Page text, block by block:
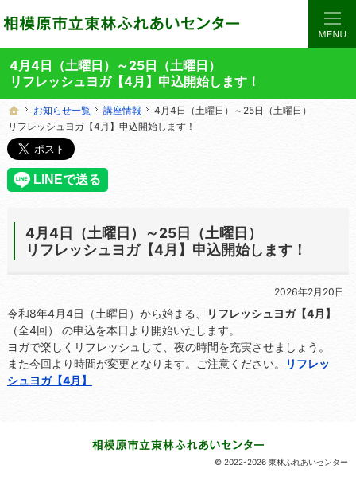
4月4日（土曜日）～25日（土曜日）
リフレッシュヨガ【4月】申込開始します！
ホーム
お知らせ一覧 講座情報
4月4日（土曜日）～25日（土曜日）
リフレッシュヨガ【4月】申込開始します！
4月4日（土曜日）～25日（土曜日）
リフレッシュヨガ【4月】申込開始します！
2026年2月20日
令和8年4月4日（土曜日）から始まる、
リフレッシュヨガ【4月】
（全4回） の申込を本日より開始いたします。
ヨガで楽しくリフレッシュして、夜の時間を充実させましょう。
また今回より時間が変更となります。ご注意ください。
リフレッ
シュヨガ【4月】
ホーム
お知らせ一覧 講座情報
4月4日（土曜日）～25日（土曜日）
リフレッシュヨガ【4月】申込開始します！
© 2022-2026 東林ふれあいセンター